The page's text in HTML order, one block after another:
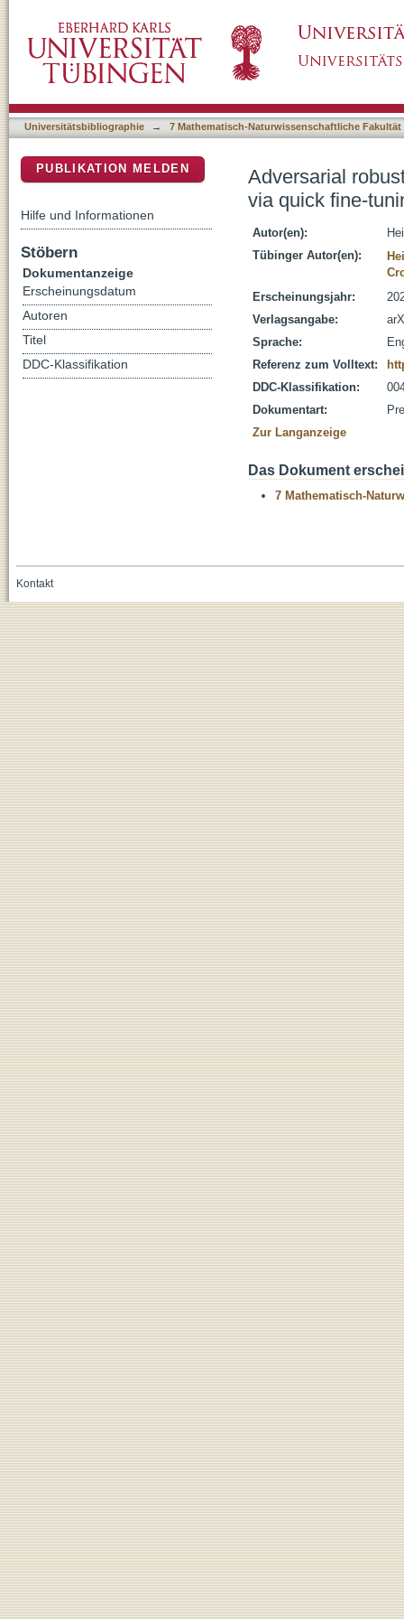
classifiers.
Universitätsbibliographie → 7 Mathematisch-Naturwissenschaftliche Fakultät
Adversarial
via quick fine-
Autor(en):
Tübinger Autor(en):
Erscheinungsjahr:
Verlagsangabe:
Sprache:
Referenz zum Volltext:
DDC-Klassifikation:
Dokumentart:
Zur Langanzeige
Das Dokument
7 Mathematisch-
PUBLIKATION MELDEN
Hilfe und Informationen
Stöbern
Dokumentanzeige
Erscheinungsdatum
Autoren
Titel
DDC-Klassifikation
Kontakt